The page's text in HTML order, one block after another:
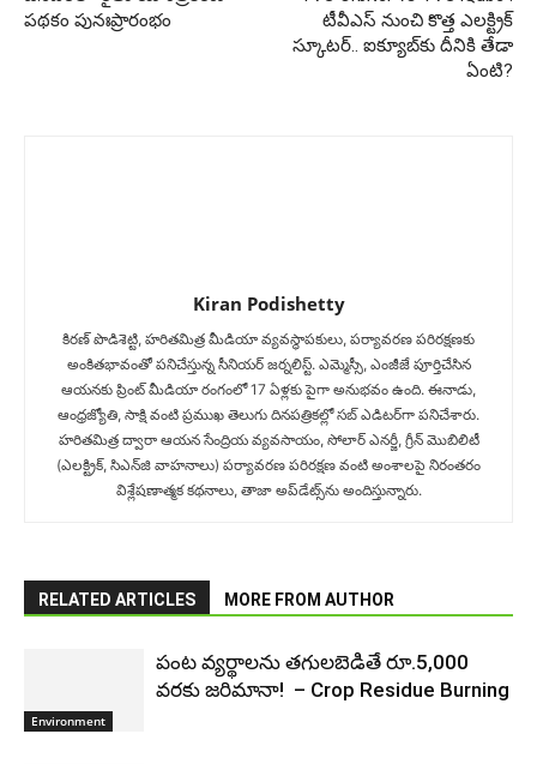
పథకం పునఃప్రారంభం
టీవీఎస్ నుంచి కొత్త ఎలక్ట్రిక్
స్కూటర్.. ఐక్యూబ్‌కు దీనికి తేడా
ఏంటి?
Kiran Podishetty
కిరణ్ పొడిశెట్టి, హరితమిత్ర మీడియా వ్యవస్థాపకులు, పర్యావరణ పరిరక్షణకు
అంకితభావంతో పనిచేస్తున్న సీనియ‌ర్‌ జర్నలిస్ట్. ఎమ్మెస్సీ, ఎంజీజే పూర్తిచేసిన‌
ఆయనకు ప్రింట్ మీడియా రంగంలో 17 ఏళ్లకు పైగా అనుభవం ఉంది. ఈనాడు,
ఆంధ్రజ్యోతి, సాక్షి వంటి ప్రముఖ తెలుగు దినపత్రికల్లో సబ్‌ ఎడిటర్‌గా ప‌నిచేశారు.
హరితమిత్ర ద్వారా ఆయన సేంద్రియ వ్యవసాయం, సోలార్ ఎనర్జీ, గ్రీన్ మొబిలిటీ
(ఎలక్ట్రిక్‌, సిఎన్‌జి వాహనాలు) ప‌ర్యావ‌ర‌ణ ప‌రిర‌క్ష‌ణ వంటి అంశాలపై నిరంతరం
విశ్లేషణాత్మక కథనాలు, తాజా అప్‌డేట్స్‌ను అందిస్తున్నారు.
RELATED ARTICLES MORE FROM AUTHOR
Environment
పంట వ్యర్థాలను తగులబెడితే రూ.5,000
వరకు జరిమానా! ‌‌ – Crop Residue Burning